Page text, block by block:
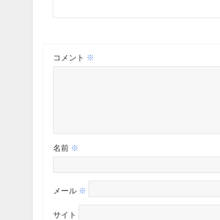
コメント ※
名前 ※
メール ※
サイト